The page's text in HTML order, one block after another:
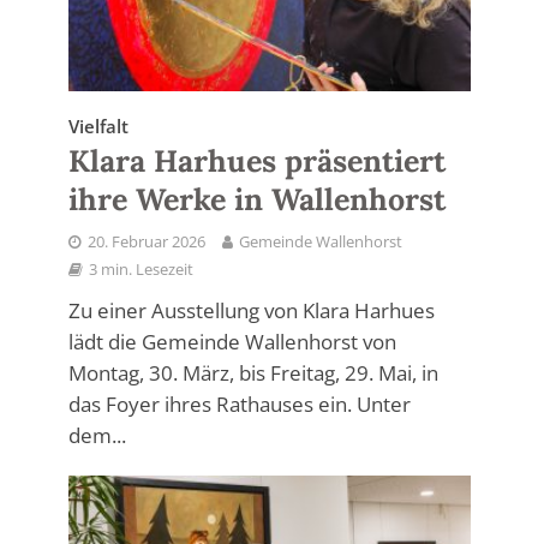
Vielfalt
Klara Harhues präsentiert
ihre Werke in Wallenhorst
20. Februar 2026
Gemeinde Wallenhorst
3 min. Lesezeit
Zu einer Ausstellung von Klara Harhues
lädt die Gemeinde Wallenhorst von
Montag, 30. März, bis Freitag, 29. Mai, in
das Foyer ihres Rathauses ein. Unter
dem...